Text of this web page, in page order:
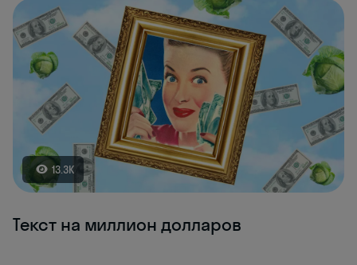
13.3K
Текст на миллион долларов